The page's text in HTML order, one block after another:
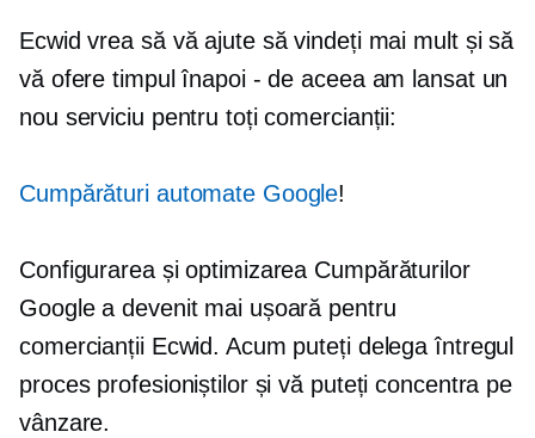
Ecwid vrea să vă ajute să vindeți mai mult și să
vă ofere timpul înapoi - de aceea am lansat un
nou serviciu pentru toți comercianții:
Cumpărături automate Google!
Configurarea și optimizarea Cumpărăturilor
Google a devenit mai ușoară pentru
comercianții Ecwid. Acum puteți delega întregul
proces profesioniștilor și vă puteți concentra pe
vânzare.